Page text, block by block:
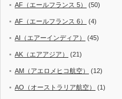
AF（エールフランス 5） (50)
AF（エールフランス 6） (4)
AI（エアーインディア） (45)
AK（エアアジア） (21)
AM（アエロメヒコ航空） (12)
AO（オーストラリア航空） (1)